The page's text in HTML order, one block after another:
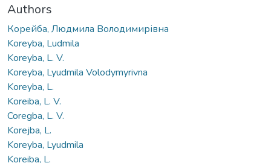
Authors
Корейба, Людмила Володимирівна
Koreyba, Ludmila
Koreyba, L. V.
Koreyba, Lyudmila Volodymyrivna
Koreyba, L.
Koreiba, L. V.
Coregba, L. V.
Korejba, L.
Koreyba, Lyudmila
Koreiba, L.